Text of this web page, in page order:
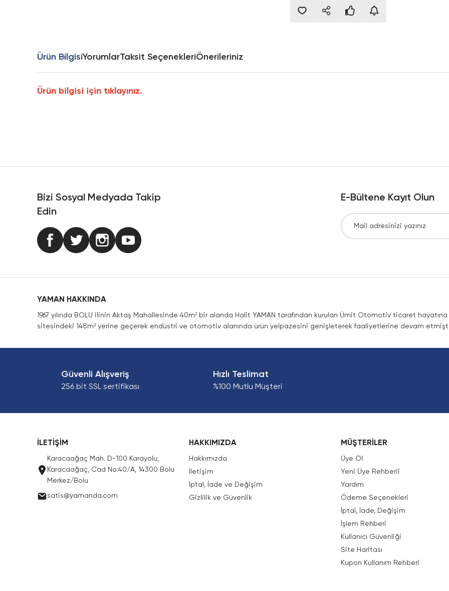
Ürün BilgisiYorumlarTaksit SeçenekleriÖnerileriniz
Ürün bilgisi için tıklayınız.
Bizi Sosyal Medyada Takip
Edin
E-Bültene Kayıt Olun
YAMAN HAKKINDA
1967 yılında BOLU ilinin Aktaş Mahallesinde 40m² bir alanda Halit YAMAN tarafından kurulan Ümit Otomotiv ticaret
sitesindeki 148m² yerine geçerek endüstri ve otomotiv alanında ürün yelpazesini genişleterek faaliyetlerine devam
Güvenli Alışveriş
256 bit SSL sertifikası
Hızlı Teslimat
%100 Mutlu Müşteri
İLETİŞİM
Karacaağaç Mah. D-100 Karayolu,
Karacaağaç, Cad No:40/A, 14300 Bolu
Merkez/Bolu
satis@yamanda.com
HAKKIMIZDA
Hakkımızda
İletişim
İptal, İade ve Değişim
Gizlilik ve Güvenlik
MÜŞTERİLER
Üye Ol
Yeni Üye Rehberii
Yardım
Ödeme Seçenekleri
İptal, İade, Değişim
İşlem Rehberi
Kullanıcı Güvenliği
Site Haritası
Kupon Kullanım Rehberi